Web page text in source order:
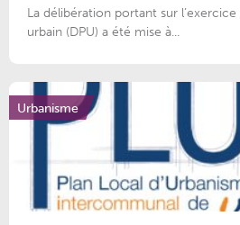
La délibération portant sur
urbain (DPU) a été mise à...
Urbanisme